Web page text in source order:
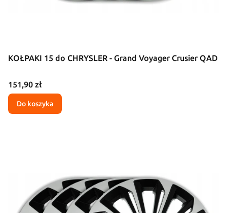
KOŁPAKI 15 do CHRYSLER - Grand Voyager Crusier QAD
Cena
151,90 zł
Do koszyka